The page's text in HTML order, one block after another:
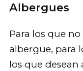
Albergues
Para los que
albergue, para
los que